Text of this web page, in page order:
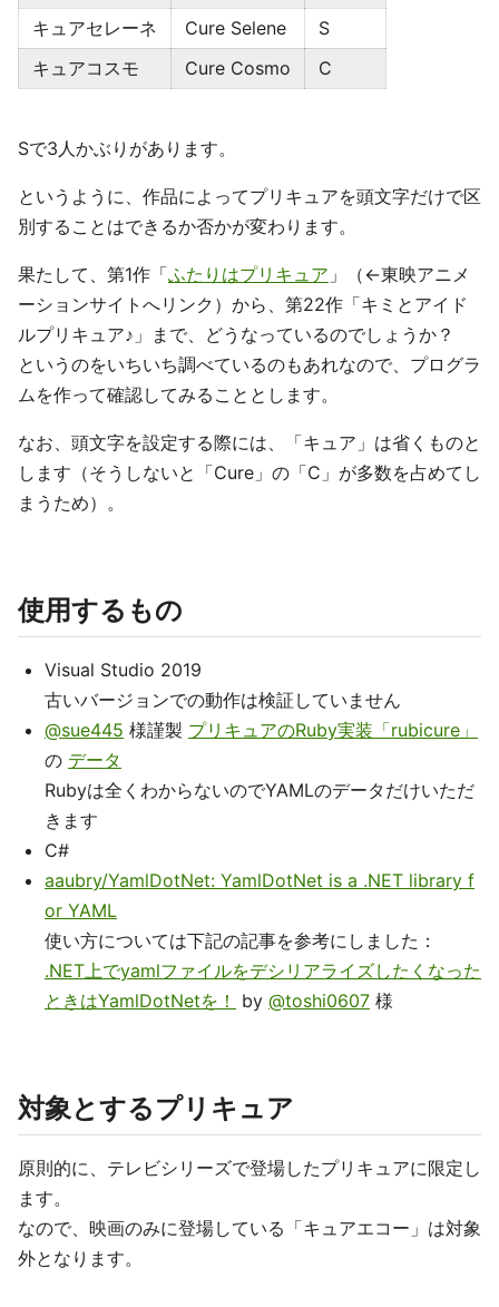
キュアセレーネ
Cure Selene
S
キュアコスモ
Cure Cosmo C
Sで3人かぶりがあります。
というように、作品によってプリキュアを頭文字だけで区
別することはできるか否かが変わります。
果たして、第1作「ふたりはプリキュア 」（←東映アニメ
ーションサイトへリンク）から、第22作「キミとアイド
ルプリキュア♪」まで、どうなっているのでしょうか？
というのをいちいち調べているのもあれなので、プログラ
ムを作って確認してみることとします。
なお、頭文字を設定する際には、「キュア」は省くものと
します（そうしないと「Cure」の「C」が多数を占めてし
まうため）。
使用するもの
Visual Studio 2019
古いバージョンでの動作は検証していません
@sue445 様謹製 プリキュアのRuby実装「rubicure」
の データ
Rubyは全くわからないのでYAMLのデータだけいただ
きます
C#
aaubry/YamlDotNet: YamlDotNet is a .NET library f
or YAML
使い方については下記の記事を参考にしました：
.NET上でyamlファイルをデシリアライズしたくなった
ときはYamlDotNetを！
by @toshi0607 様
対象とするプリキュア
原則的に、テレビシリーズで登場したプリキュアに限定し
ます。
なので、映画のみに登場している「キュアエコー」は対象
外となります。